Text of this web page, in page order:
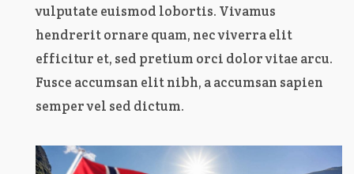
vulputate euismod lobortis. Vivamus
hendrerit ornare quam, nec viverra elit
efficitur et, sed pretium orci dolor vitae arcu.
Fusce accumsan elit nibh, a accumsan sapien
semper vel sed dictum.